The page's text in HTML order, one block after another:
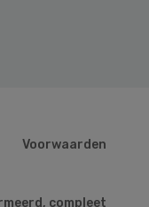
Voorwaarden
compleet